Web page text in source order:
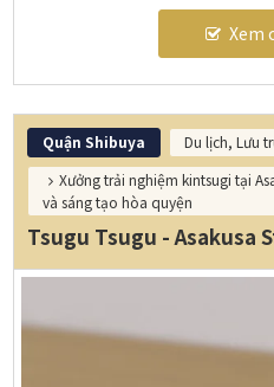
Xem
Quận Shibuya
Du lịch, Lưu
Xưởng trải nghiệm kintsugi tại
và sáng tạo hòa quyện
Tsugu Tsugu - Asakusa